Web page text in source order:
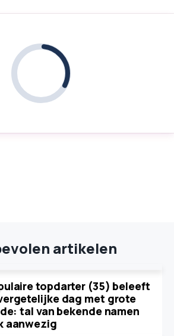
artikelen
topdarter (35) beleeft
dag met grote
tal van bekende namen
aanwezig